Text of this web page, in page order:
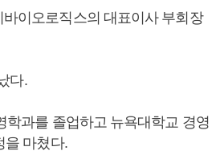
이오로직스의 대표이사 부회장
다.
학과를 졸업하고 뉴욕대학교 경영
을 마쳤다.